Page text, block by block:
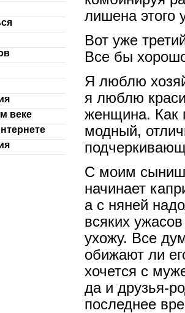
веке
лишена этого
Вот уже
Все бы
Я люблю
я люблю
женщина. Как
модный,
С моим
начинает
а с няней
всяких
ухожу. Все
обижают ли
хочется с
да и друзья-
последнее